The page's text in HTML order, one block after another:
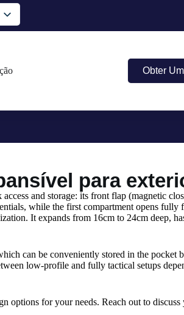
Obter
para
and storage: its front flap (magnetic
while the first compartment opens fully
It expands from 16cm to 24cm deep,
can be conveniently stored in the pocket
low-profile and fully tactical setups
options for your needs. Reach out to discuss